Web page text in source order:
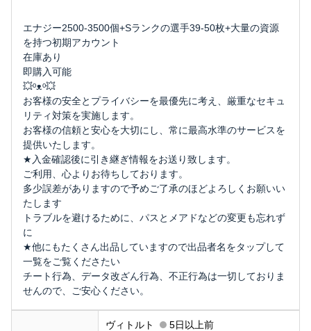
エナジー2500-3500個+Sランクの選手39-50枚+大量の資源
を持つ初期アカウント
在庫あり
即購入可能
💥ᵒᴥᵒ💥
お客様の安全とプライバシーを最優先に考え、厳重なセキュ
リティ対策を実施します。
お客様の信頼と安心を大切にし、常に最高水準のサービスを
提供いたします。
★入金確認後に引き継ぎ情報をお送り致します。
ご利用、心よりお待ちしております。
多少誤差がありますので予めご了承のほどよろしくお願いい
たします
トラブルを避けるために、パスとメアドなどの変更も忘れず
に
★他にもたくさん出品していますので出品者名をタップして
一覧をご覧くださたい
チート行為、データ改ざん行為、不正行為は一切しておりま
せんので、ご安心ください。
ヴィトルト
5日以上前